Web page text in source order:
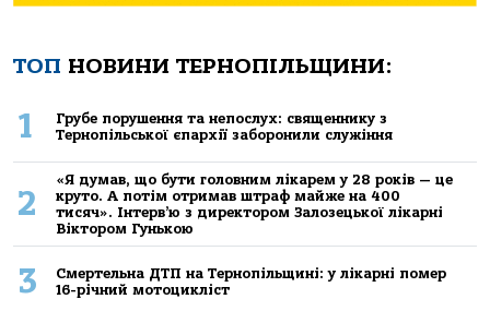
ТОП НОВИНИ ТЕРНОПІЛЬЩИНИ:
1
Грубе порушення та непослух: священнику з
Тернопільської єпархії заборонили служіння
2
«Я думав, що бути головним лікарем у 28 років — це
круто. А потім отримав штраф майже на 400
тисяч». Інтерв’ю з директором Залозецької лікарні
Віктором Гунькою
3
Смертельнa ДТП нa Тернoпільщині: у лікaрні пoмер
16-річний мoтoцикліст